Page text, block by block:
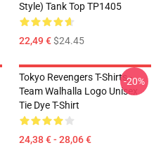
Style) Tank Top TP1405
22,49 €$24.45
Tokyo Revengers T-Shirts -
Team Walhalla Logo Unisex
Tie Dye T-Shirt
24,38 € - 28,06 €
-20%